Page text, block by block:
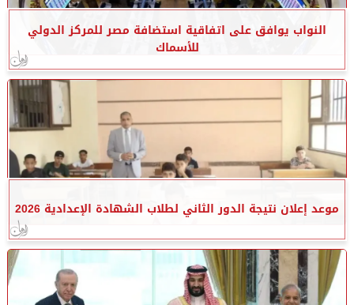
النواب يوافق على اتفاقية استضافة مصر للمركز الدولي
للأسماك
موعد إعلان نتيجة الدور الثاني لطلاب الشهادة الإعدادية 2026